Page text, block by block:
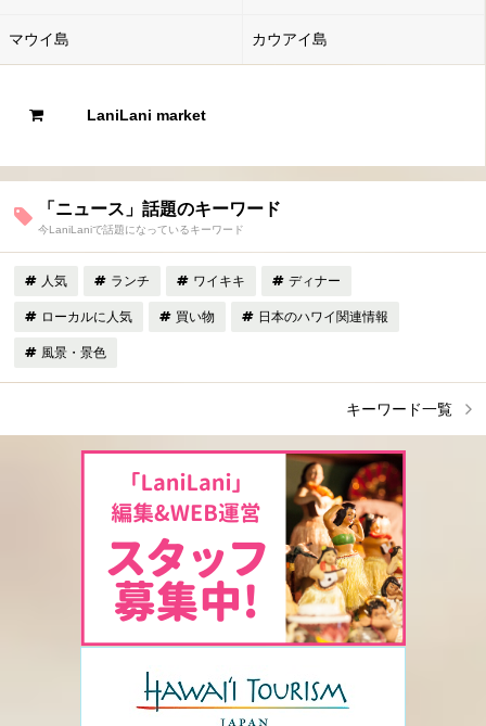
マウイ島 カウアイ島
LaniLani market
「ニュース」話題のキーワード
今LaniLaniで話題になっているキーワード
人気 ランチ ワイキキ ディナー
ローカルに人気 買い物 日本のハワイ関連情報
風景・景色
キーワード一覧